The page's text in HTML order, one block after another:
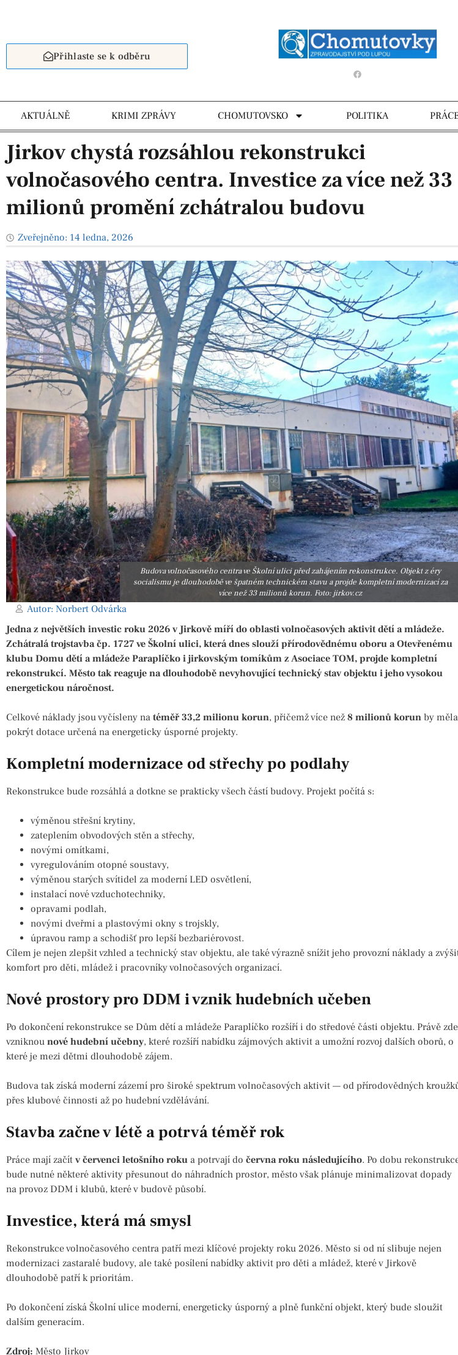
Přihlaste se k odběru
AKTUÁLNĚ KRIMI ZPRÁVY CHOMUTOVSKO POLITIKA
Jirkov chystá rozsáhlou rekonstrukci
volnočasového centra. Investice za více než 33
milionů promění zchátralou budovu
Zveřejněno: 14 ledna, 2026
Budova volnočasového centra ve Školní ulici před zahájením rekonstrukce. Objekt z éry
socialismu je dlouhodobě ve špatném technickém stavu a projde kompletní modernizací za
více než 33 milionů korun. Foto: jirkov.cz
Autor: Norbert Odvárka
Jedna z největších investic roku 2026 v Jirkově míří do oblasti volnočasových aktivit dětí a mládeže.
Zchátralá trojstavba čp. 1727 ve Školní ulici, která dnes slouží přírodovědnému oboru a Otevřenému
klubu Domu dětí a mládeže Paraplíčko i jirkovským tomíkům z Asociace TOM, projde kompletní
rekonstrukcí. Město tak reaguje na dlouhodobě nevyhovující technický stav objektu i jeho vysokou
energetickou náročnost.
Celkové náklady jsou vyčísleny na téměř 33,2 milionu korun, přičemž více než 8 milionů korun by měla
pokrýt dotace určená na energeticky úsporné projekty.
Kompletní modernizace od střechy po podlahy
Rekonstrukce bude rozsáhlá a dotkne se prakticky všech částí budovy. Projekt počítá s:
výměnou střešní krytiny,
zateplením obvodových stěn a střechy,
novými omítkami,
vyregulováním otopné soustavy,
výměnou starých svítidel za moderní LED osvětlení,
instalací nové vzduchotechniky,
opravami podlah,
novými dveřmi a plastovými okny s trojskly,
úpravou ramp a schodišť pro lepší bezbariérovost.
Cílem je nejen zlepšit vzhled a technický stav objektu, ale také výrazně snížit jeho provozní náklady a
komfort pro děti, mládež i pracovníky volnočasových organizací.
Nové prostory pro DDM i vznik hudebních učeben
Po dokončení rekonstrukce se Dům dětí a mládeže Paraplíčko rozšíří i do středové části objektu. Právě zde
vzniknou nové hudební učebny, které rozšíří nabídku zájmových aktivit a umožní rozvoj dalších oborů, o
které je mezi dětmi dlouhodobě zájem.
Budova tak získá moderní zázemí pro široké spektrum volnočasových aktivit — od přírodovědných
přes klubové činnosti až po hudební vzdělávání.
Stavba začne v létě a potrvá téměř rok
Práce mají začít v červenci letošního roku a potrvají do června roku následujícího. Po dobu
bude nutné některé aktivity přesunout do náhradních prostor, město však plánuje minimalizovat dopady
na provoz DDM i klubů, které v budově působí.
Investice, která má smysl
Rekonstrukce volnočasového centra patří mezi klíčové projekty roku 2026. Město si od ní slibuje nejen
modernizaci zastaralé budovy, ale také posílení nabídky aktivit pro děti a mládež, které v Jirkově
dlouhodobě patří k prioritám.
Po dokončení získá Školní ulice moderní, energeticky úsporný a plně funkční objekt, který bude sloužit
dalším generacím.
Zdroj: Město Jirkov